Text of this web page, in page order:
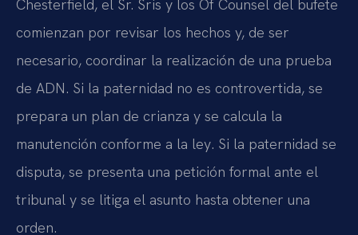
Chesterfield, el Sr. Sris y los Of Counsel del bufete
comienzan por revisar los hechos y, de ser
necesario, coordinar la realización de una prueba
de ADN. Si la paternidad no es controvertida, se
prepara un plan de crianza y se calcula la
manutención conforme a la ley. Si la paternidad se
disputa, se presenta una petición formal ante el
tribunal y se litiga el asunto hasta obtener una
orden.